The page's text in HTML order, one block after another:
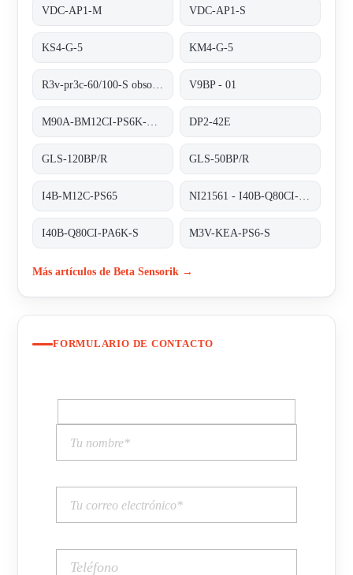
VDC-AP1-M VDC-AP1-S
KS4-G-5 KM4-G-5
V9BP - 01
DP2-42E
GLS-120BP/R GLS-50BP/R
I4B-M12C-PS65
I40B-Q80CI-PA6K-S M3V-KEA-PS6-S
Más artículos de Beta Sensorik →
FORMULARIO DE CONTACTO